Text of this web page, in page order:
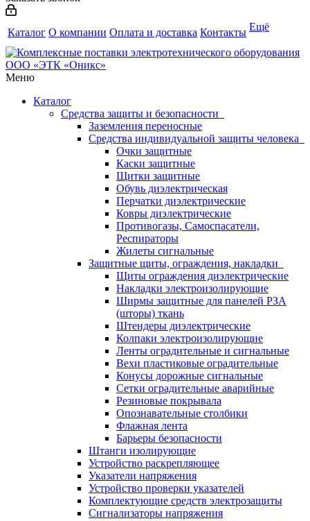
Каталог О компании Оплата и доставка Контакты Ещё
Меню
Каталог
Средства защиты и безопасности
Заземления переносные
Средства индивидуальной защиты человека
Очки защитные
Каски защитные
Щитки защитные
Обувь диэлектрическая
Перчатки диэлектрические
Ковры диэлектрические
Противогазы, Самоспасатели,
Респираторы
Жилеты сигнальные
Защитные щиты, ограждения, накладки
Щиты ограждения диэлектрические
Накладки электроизолирующие
Ширмы защитные для панелей РЗА
(шторы) ткань
Штендеры диэлектрические
Колпаки электроизолирующие
Ленты оградительные и сигнальные
Вехи пластиковые оградительные
Конусы дорожные сигнальные
Сетки оградительные аварийные
Резиновые покрывала
Опознавательные столбики
Флажная лента
Барьеры безопасности
Штанги изолирующие
Устройство раскрепляющее
Указатели напряжения
Устройство проверки указателей
Комплектующие средств электрозащиты
Сигнализаторы напряжения